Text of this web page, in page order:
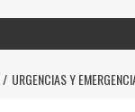
URGENCIAS Y